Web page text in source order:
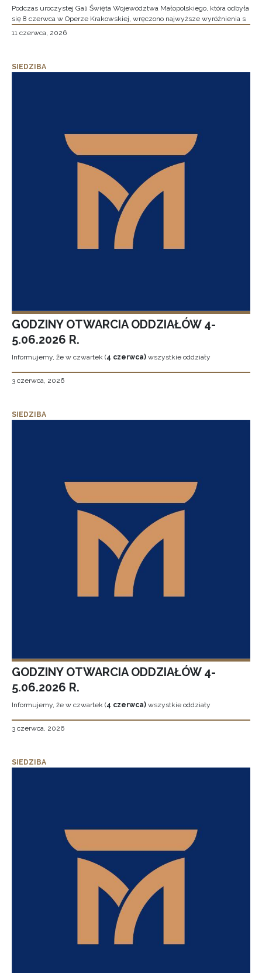
Podczas uroczystej Gali Święta Województwa Małopolskiego, która odbyła
się 8 czerwca w Operze Krakowskiej, wręczono najwyższe wyróżnienia s
11 czerwca, 2026
SIEDZIBA
GODZINY OTWARCIA ODDZIAŁÓW 4-
5.06.2026 R.
Informujemy, że w czwartek (4 czerwca) wszystkie oddziały
3 czerwca, 2026
SIEDZIBA
GODZINY OTWARCIA ODDZIAŁÓW 4-
5.06.2026 R.
Informujemy, że w czwartek (4 czerwca) wszystkie oddziały
3 czerwca, 2026
SIEDZIBA